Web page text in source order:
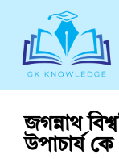
জগন্নাথ
উপাচার্য কে